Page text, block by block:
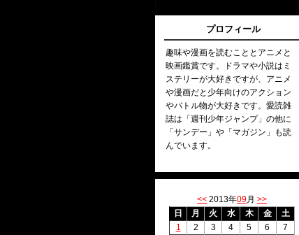
プロフィール
趣味や漫画を読むこととアニメと
映画鑑賞です。ドラマや小説はミ
ステリーが大好きですが、アニメ
や漫画だと少年向けのアクション
やバトル物が大好きです。愛読雑
誌は「週刊少年ジャンプ」の他に
「サンデー」や「マガジン」も読
んでいます。
<< 2013年09月 >>
日
月 火 水 木 金
土
1
2 3 4 5 6
7